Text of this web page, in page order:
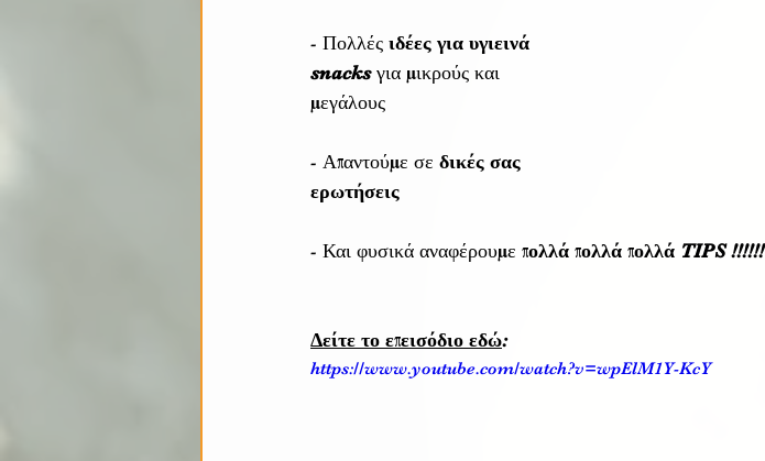
- Πολλές ιδέες για υγιεινά
snacks για μικρούς και
μεγάλους
- Απαντούμε σε δικές σας
ερωτήσεις
- Και φυσικά αναφέρουμε πολλά πολλά πολλά TIPS !!!!!!
Δείτε το επεισόδιο εδώ:
https://www.youtube.com/watch?v=wpElM1Y-KcY